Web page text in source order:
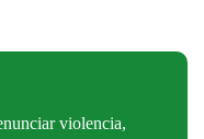
violencia,